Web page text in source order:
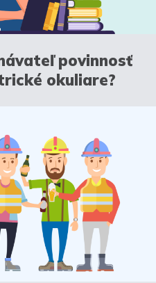
povinnosť
okuliare?